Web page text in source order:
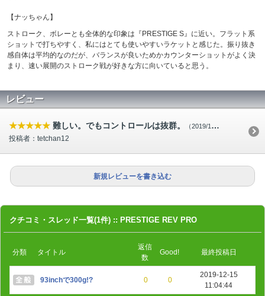
【ナッちゃん】
ストローク、ボレーとも全体的な印象は『PRESTIGE S』に近い。フラット系
ショットで打ちやすく、私にはとても使いやすいラケットと感じた。振り抜き
感自体は平均的なのだが、バランスが良いためかカウンターショットがよく決
まり、速い展開のストローク戦が好きな方に向いていると思う。
レビュー
★★★★★ 難しい。でもコントロールは抜群。 （2019/12/15）
投稿者：tetchan12
新規レビューを書き込む
クチコミ・スレッド一覧(1件) :: PRESTIGE REV PRO
分類 タイトル
返信
数
Good! 最終投稿日
93inchで300g!? 0 0
2019-12-15
11:04:44